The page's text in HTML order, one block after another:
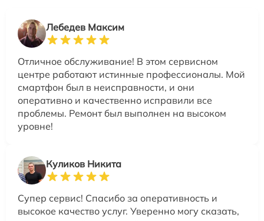
Лебедев Максим
Отличное обслуживание! В этом сервисном
центре работают истинные профессионалы. Мой
смартфон был в неисправности, и они
оперативно и качественно исправили все
проблемы. Ремонт был выполнен на высоком
уровне!
Куликов Никита
Супер сервис! Спасибо за оперативность и
высокое качество услуг. Уверенно могу сказать,